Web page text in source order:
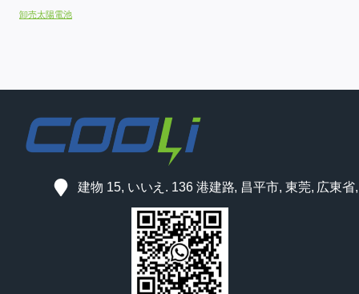
卸売太陽電池
建物 15, いいえ. 136 港建路, 昌平市, 東莞, 広東省